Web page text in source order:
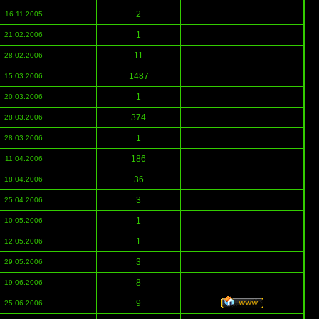
16.11.2005 2
21.02.2006 1
28.02.2006 11
15.03.2006 1487
20.03.2006 1
28.03.2006 374
28.03.2006 1
11.04.2006 186
18.04.2006 36
25.04.2006 3
10.05.2006 1
12.05.2006 1
29.05.2006 3
19.06.2006 8
25.06.2006 9